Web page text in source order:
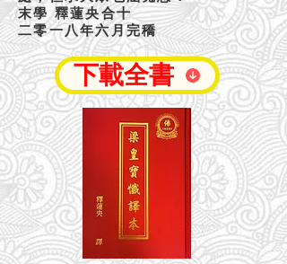
末學 釋蓮央合十
二零一八年六月完穚
下載全書